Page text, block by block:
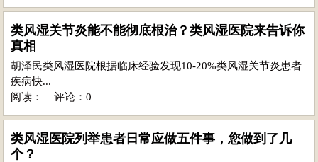
类风湿关节炎能不能彻底根治？类风湿医院来告诉你
真相
胡泽民类风湿医院根据临床经验发现10-20%类风湿关节炎患者
疾病快...
阅读：
评论：0
类风湿医院列举患者日常应做五件事，您做到了几
个？